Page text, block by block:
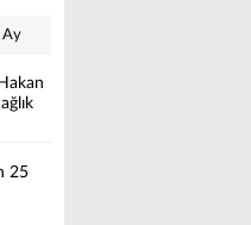
Ay
25